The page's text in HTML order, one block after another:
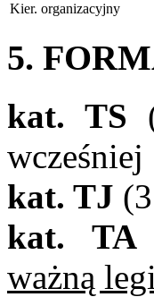
Kier. organizacyjny
5.
kat. TS
wcześniej
kat. TJ
kat. TA
ważną